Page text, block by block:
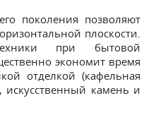
поколения позволяют
плоскости.
при бытовой
экономит время
отделкой (кафельная
искусственный камень и